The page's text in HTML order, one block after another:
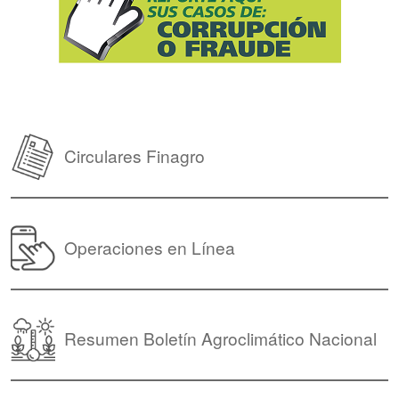
Circulares Finagro
Operaciones en Línea
Resumen Boletín Agroclimático Nacional